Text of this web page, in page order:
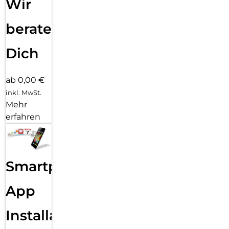
Wir
beraten
Dich
ab 0,00 €
inkl. MwSt.
Mehr
erfahren
Smartphone
App
Installation